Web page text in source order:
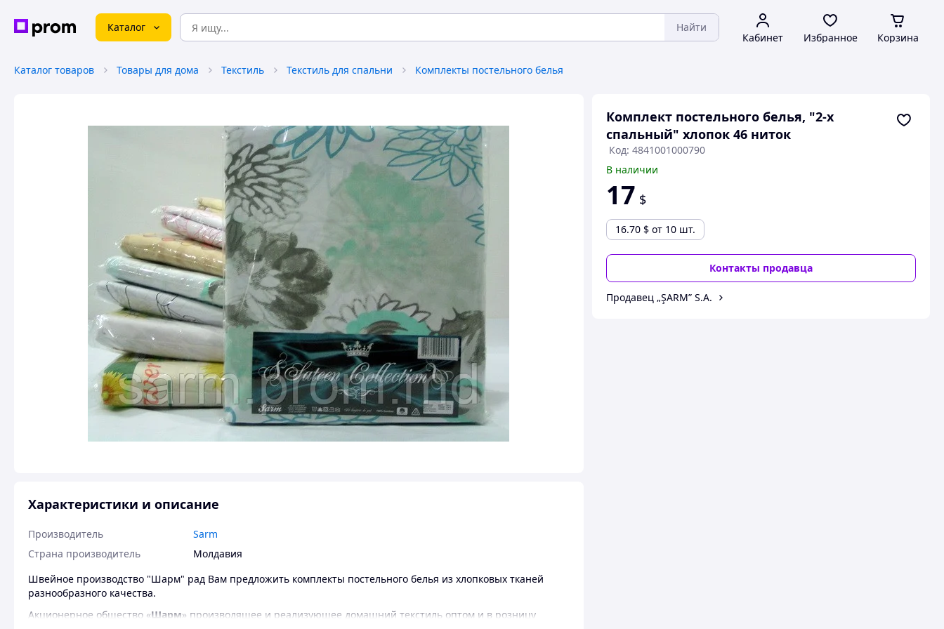
Каталог Найти
Кабинет Избранное Корзина
Каталог товаров Товары для дома Текстиль Текстиль для спальни Комплекты постельного белья
Комплект постельного белья, "2-x
спальный" хлопок 46 ниток
Код: 4841001000790
В наличии
17 $
16.70 $ от 10 шт.
Контакты продавца
Продавец „ŞARM” S.A.
Характеристики и описание
Производитель
Sarm
Страна производитель
Молдавия
Швейное производство "Шарм" рад Вам предложить комплекты постельного белья из хлопковых тканей
разнообразного качества.
Акционерное общество «Шарм» производящее и реализующее домашний текстиль оптом и в розницу